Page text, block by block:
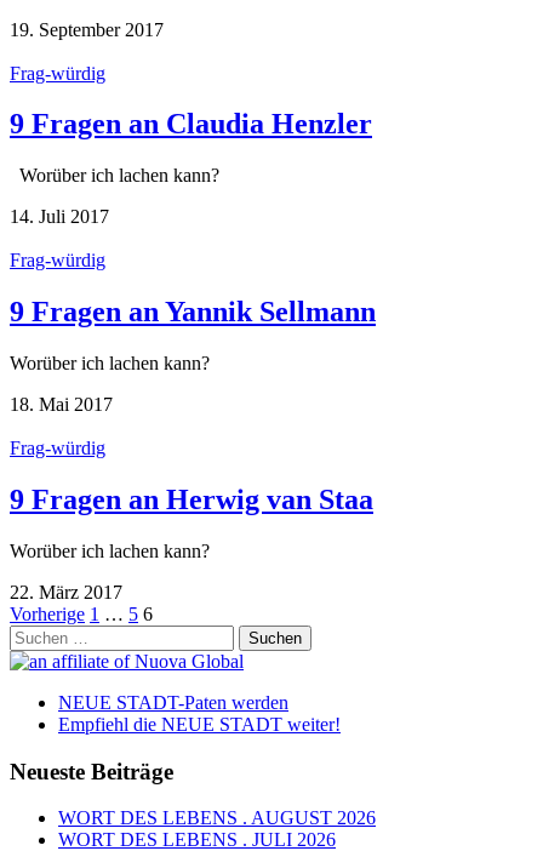
19. September 2017
Frag-würdig
9 Fragen an Claudia Henzler
Worüber ich lachen kann?
14. Juli 2017
Frag-würdig
9 Fragen an Yannik Sellmann
Worüber ich lachen kann?
18. Mai 2017
Frag-würdig
9 Fragen an Herwig van Staa
Worüber ich lachen kann?
22. März 2017
Seitennummerierung
der
Vorherige 1 … 5 6
Suchen
nach:
NEUE STADT-Paten werden
Empfiehl die NEUE STADT weiter!
Neueste Beiträge
WORT DES LEBENS . AUGUST 2026
WORT DES LEBENS . JULI 2026